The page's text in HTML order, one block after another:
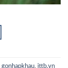
gonhapkhau, ittb.vn